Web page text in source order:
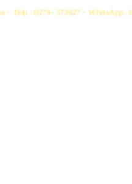
- Telp : 0274- 373427 -